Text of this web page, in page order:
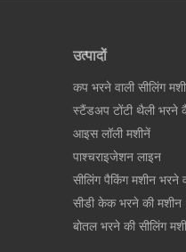
उत्पादों
कप भरने वाली सीलिंग
स्टैंडअप टोंटी थैली भरने
आइस लॉली मशीनें
पाश्चराइजेशन लाइन
सीलिंग पैकिंग मशीन भरने
सीडी केक भरने की मशीन
बोतल भरने की सीलिंग